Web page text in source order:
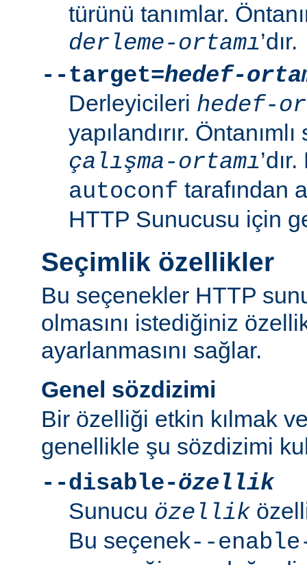
türünü tanımlar.
derleme-ortamı’dır.
--target=hedef-
Derleyicileri hedef-
yapılandırır.
çalışma-ortamı
autoconf tarafından
HTTP Sunucusu için
Seçimlik özellikler
Bu seçenekler HTTP
olmasını istediğiniz
ayarlanmasını sağlar.
Genel sözdizimi
Bir özelliği etkin kılmak
genellikle şu sözdizimi
--disable-özellik
Sunucu özellik
Bu seçenek--